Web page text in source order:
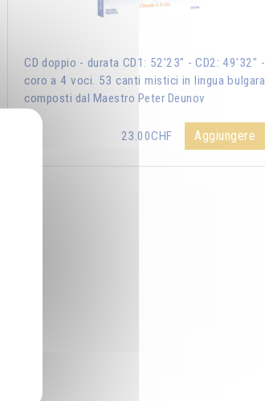
CD doppio - durata CD1: 52'23" - CD2: 49'32" -
coro a 4 voci. 53 canti mistici in lingua bulgara
composti dal Maestro Peter Deunov
23.00CHF Aggiungere